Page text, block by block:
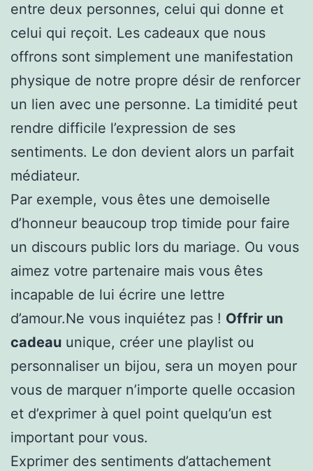
entre deux personnes, celui qui donne et
celui qui reçoit. Les cadeaux que nous
offrons sont simplement une manifestation
physique de notre propre désir de renforcer
un lien avec une personne. La timidité peut
rendre difficile l’expression de ses
sentiments. Le don devient alors un parfait
médiateur.
Par exemple, vous êtes une demoiselle
d’honneur beaucoup trop timide pour faire
un discours public lors du mariage. Ou vous
aimez votre partenaire mais vous êtes
incapable de lui écrire une lettre
d’amour.Ne vous inquiétez pas ! Offrir un
cadeau unique, créer une playlist ou
personnaliser un bijou, sera un moyen pour
vous de marquer n’importe quelle occasion
et d’exprimer à quel point quelqu’un est
important pour vous.
Exprimer des sentiments d’attachement